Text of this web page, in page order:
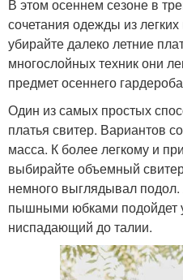
В этом осеннем сезоне в
сочетания одежды из
убирайте далеко летние
многослойных техник они
предмет осеннего
Один из самых простых
платья свитер. Вариантов
масса. К более легкому и
выбирайте объемный
немного выглядывал
пышными юбками подойдет
ниспадающий до талии.